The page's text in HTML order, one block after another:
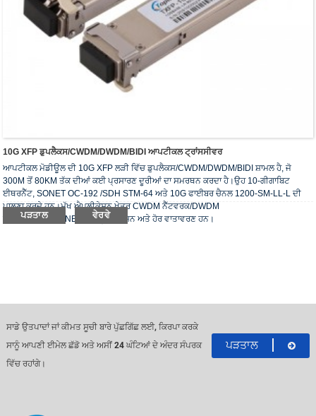
10G XFP ਡੁਪਲੈਕਸ/CWDM/DWDM/BIDI ਆਪਟੀਕਲ ਟ੍ਰਾਂਸਸੀਵਰ
ਆਪਟੀਕਲ ਮੋਡੀਊਲ ਦੀ 10G XFP ਲੜੀ ਵਿੱਚ ਡੁਪਲੈਕਸ/CWDM/DWDM/BIDI ਸ਼ਾਮਲ ਹੈ, ਜੋ
300M ਤੋਂ 80KM ਤੱਕ ਦੀਆਂ ਕਈ ਪ੍ਰਸਾਰਣ ਦੂਰੀਆਂ ਦਾ ਸਮਰਥਨ ਕਰਦਾ ਹੈ।ਉਹ 10-ਗੀਗਾਬਿਟ
ਈਥਰਨੈੱਟ, SONET OC-192 /SDH STM-64 ਅਤੇ 10G ਫਾਈਬਰ ਚੈਨਲ 1200-SM-LL-L ਦੀ
ਪਾਲਣਾ ਕਰਦੇ ਹਨ।ਮੁੱਖ ਐਪਲੀਕੇਸ਼ਨ ਖੇਤਰ CWDM ਨੈੱਟਵਰਕ/DWDM
ਨੈੱਟਵਰਕ/SDH/SONET/FC ਟ੍ਰਾਂਸਮਿਸ਼ਨ ਅਤੇ ਹੋਰ ਵਾਤਾਵਰਣ ਹਨ।
ਪੜਤਾਲ ਵੇਰਵੇ
ਸਾਡੇ ਉਤਪਾਦਾਂ ਜਾਂ ਕੀਮਤ ਸੂਚੀ ਬਾਰੇ ਪੁੱਛਗਿੱਛ ਲਈ, ਕਿਰਪਾ ਕਰਕੇ
ਸਾਨੂੰ ਆਪਣੀ ਈਮੇਲ ਛੱਡੋ ਅਤੇ ਅਸੀਂ 24 ਘੰਟਿਆਂ ਦੇ ਅੰਦਰ ਸੰਪਰਕ
ਵਿੱਚ ਰਹਾਂਗੇ।
ਪੜਤਾਲ